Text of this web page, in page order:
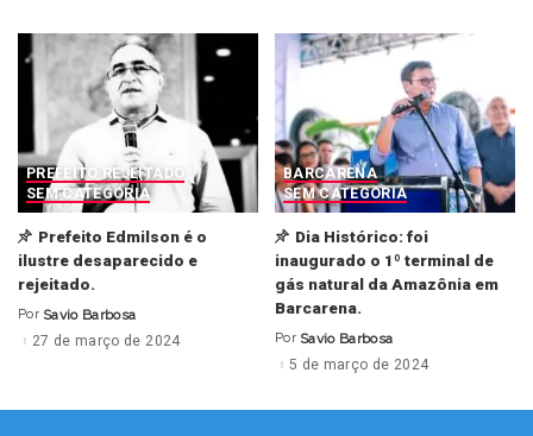
PREFEITO REJEITADO
SEM CATEGORIA
Prefeito Edmilson é o
ilustre desaparecido e
rejeitado.
Posted
by
Por Savio Barbosa
27 de março de 2024
BARCARENA
SEM CATEGORIA
Dia Histórico: foi
inaugurado o 1º terminal de
gás natural da Amazônia em
Barcarena.
Posted
by
Por Savio Barbosa
5 de março de 2024